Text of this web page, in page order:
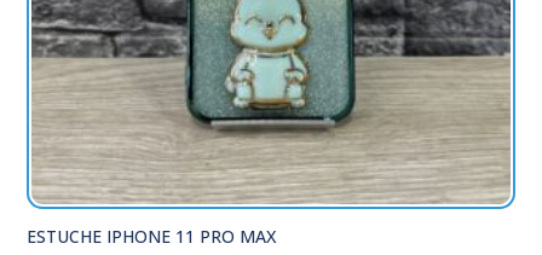
ESTUCHE IPHONE 11 PRO MAX